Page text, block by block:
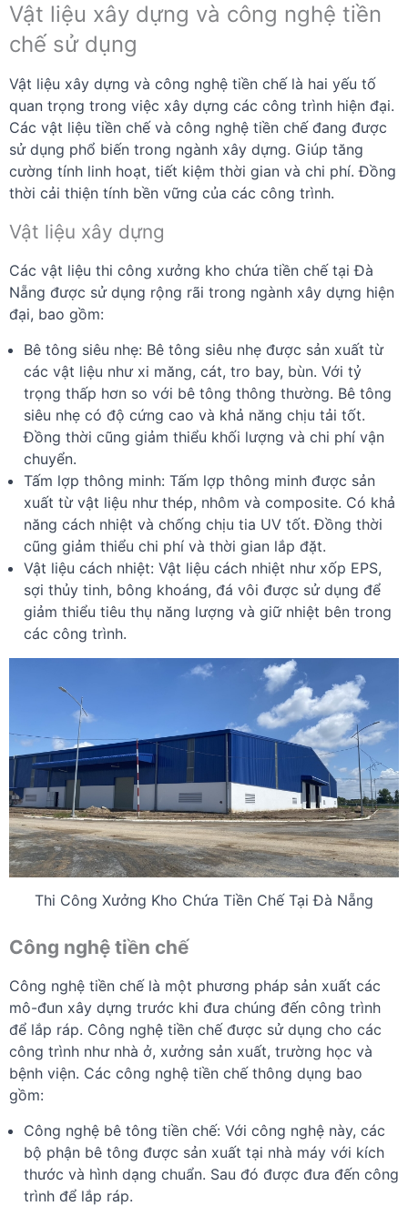
Vật liệu xây dựng và công nghệ tiền
chế sử dụng
Vật liệu xây dựng và công nghệ tiền chế là hai yếu tố
quan trọng trong việc xây dựng các công trình hiện đại.
Các vật liệu tiền chế và công nghệ tiền chế đang được
sử dụng phổ biến trong ngành xây dựng. Giúp tăng
cường tính linh hoạt, tiết kiệm thời gian và chi phí. Đồng
thời cải thiện tính bền vững của các công trình.
Vật liệu xây dựng
Các vật liệu thi công xưởng kho chứa tiền chế tại Đà
Nẵng được sử dụng rộng rãi trong ngành xây dựng hiện
đại, bao gồm:
Bê tông siêu nhẹ: Bê tông siêu nhẹ được sản xuất từ
các vật liệu như xi măng, cát, tro bay, bùn. Với tỷ
trọng thấp hơn so với bê tông thông thường. Bê tông
siêu nhẹ có độ cứng cao và khả năng chịu tải tốt.
Đồng thời cũng giảm thiểu khối lượng và chi phí vận
chuyển.
Tấm lợp thông minh: Tấm lợp thông minh được sản
xuất từ vật liệu như thép, nhôm và composite. Có khả
năng cách nhiệt và chống chịu tia UV tốt. Đồng thời
cũng giảm thiểu chi phí và thời gian lắp đặt.
Vật liệu cách nhiệt: Vật liệu cách nhiệt như xốp EPS,
sợi thủy tinh, bông khoáng, đá vôi được sử dụng để
giảm thiểu tiêu thụ năng lượng và giữ nhiệt bên trong
các công trình.
Thi Công Xưởng Kho Chứa Tiền Chế Tại Đà Nẵng
Công nghệ tiền chế
Công nghệ tiền chế là một phương pháp sản xuất các
mô-đun xây dựng trước khi đưa chúng đến công trình
để lắp ráp. Công nghệ tiền chế được sử dụng cho các
công trình như nhà ở, xưởng sản xuất, trường học và
bệnh viện. Các công nghệ tiền chế thông dụng bao
gồm:
Công nghệ bê tông tiền chế: Với công nghệ này, các
bộ phận bê tông được sản xuất tại nhà máy với kích
thước và hình dạng chuẩn. Sau đó được đưa đến công
trình để lắp ráp.